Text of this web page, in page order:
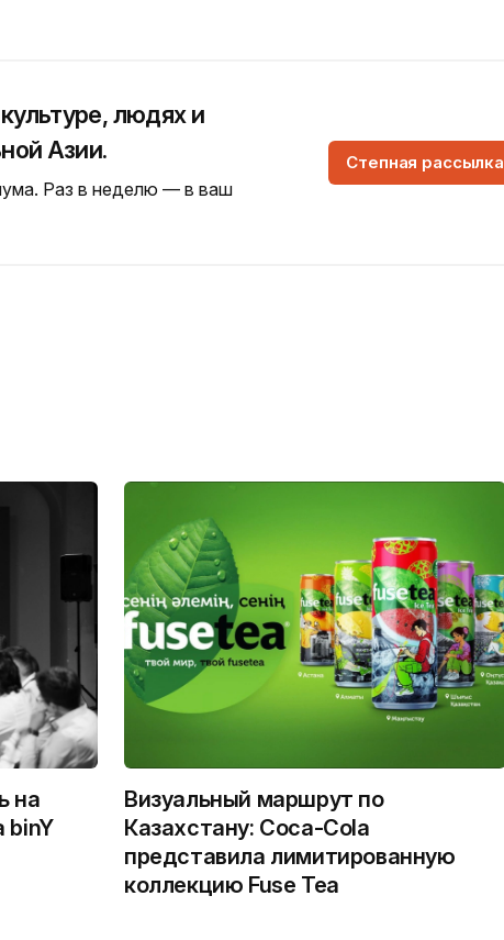
людях и
Азии.
Раз в неделю — в ваш
Степная рассылка
на
binY
Визуальный маршрут по
Казахстану: Coca-Cola
представила лимитированную
коллекцию Fuse Tea